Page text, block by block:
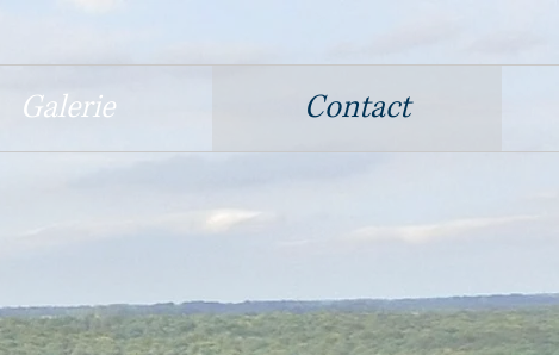
Galerie Contact